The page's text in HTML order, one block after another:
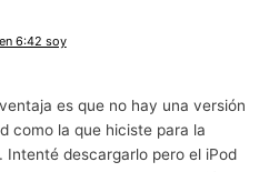
6:42 soy
es que no hay una versión
como la que hiciste para la
Intenté descargarlo pero el iPod